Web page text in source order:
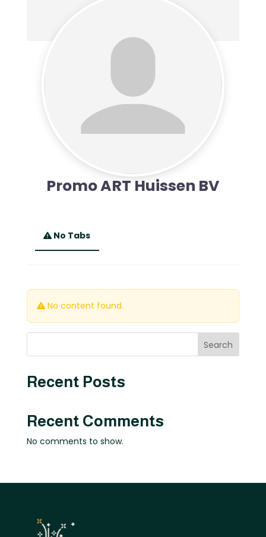
Promo ART Huissen BV
No Tabs
No content found.
Search
Recent Posts
Recent Comments
No comments to show.